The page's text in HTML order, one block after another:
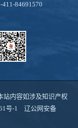
84691570
内容如涉及知识产权
号-1 辽公网安备